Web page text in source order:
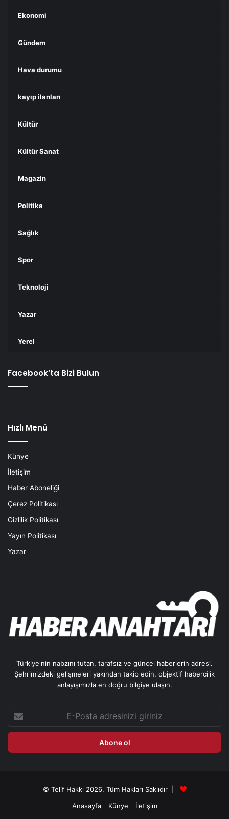
Ekonomi
Gündem
Hava durumu
kayıp ilanları
Kültür
Kültür Sanat
Magazin
Politika
Sağlık
Spor
Teknoloji
Yazar
Yerel
Facebook’ta Bizi Bulun
Hızlı Menü
Künye
İletişim
Haber Aboneliği
Çerez Politikası
Gizlilik Politikası
Yayın Politikası
Yazar
Türkiye'nin nabzını tutan, tarafsız ve güncel haberlerin adresi.
Şehrimizdeki gelişmeleri yakından takip edin, objektif habercilik
anlayışımızla en doğru bilgiye ulaşın.
Posta
adresinizi
© Telif Hakkı 2026, Tüm Hakları Saklıdır |
Anasayfa
Künye İletişim